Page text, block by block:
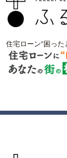
住宅ローン“困った